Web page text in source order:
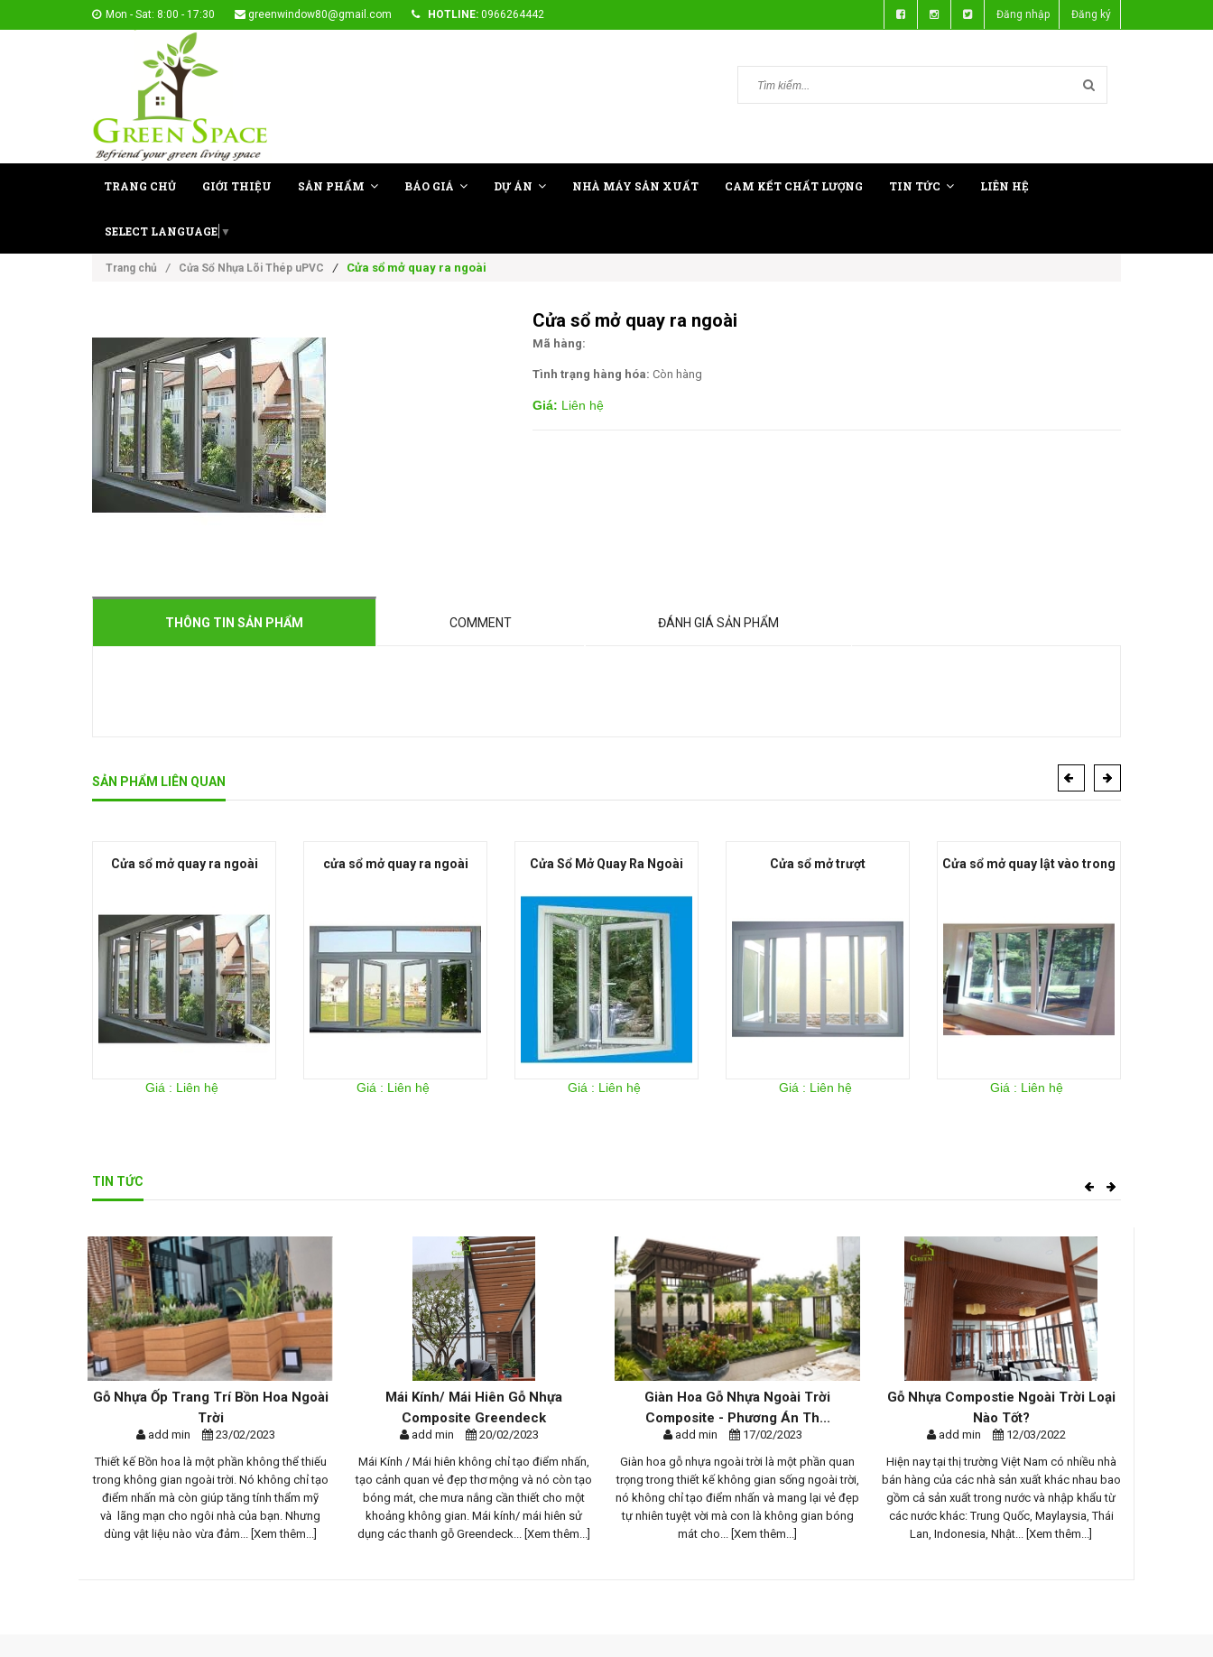
Mon - Sat: 8:00 - 17:30 greenwindow80@gmail.com HOTLINE: 0966264442 Đăng nhập Đăng ký
TRANG CHỦ GIỚI THIỆU SẢN PHẨM BÁO GIÁ DỰ ÁN NHÀ MÁY SẢN XUẤT CAM KẾT CHẤT LƯỢNG TIN TỨC LIÊN HỆ
SELECT LANGUAGE ▼
Trang chủ / Cửa Sổ Nhựa Lõi Thép uPVC / Cửa sổ mở quay ra ngoài
Cửa sổ mở quay ra ngoài
Mã hàng:
Tình trạng hàng hóa: Còn hàng
Giá: Liên hệ
THÔNG TIN SẢN PHẨM COMMENT ĐÁNH GIÁ SẢN PHẨM
SẢN PHẨM LIÊN QUAN
Cửa sổ mở quay ra ngoài
Giá : Liên hệ
cửa sổ mở quay ra ngoài
Giá : Liên hệ
Cửa Sổ Mở Quay Ra Ngoài
Giá : Liên hệ
Cửa sổ mở trượt
Giá : Liên hệ
Cửa sổ mở quay lật vào trong
Giá : Liên hệ
TIN TỨC
Gỗ Nhựa Ốp Trang Trí Bồn Hoa Ngoài
Trời
add min
23/02/2023
Thiết kế Bồn hoa là một phần không thể thiếu
trong không gian ngoài trời. Nó không chỉ tạo
điểm nhấn mà còn giúp tăng tính thẩm mỹ
và lãng mạn cho ngôi nhà của bạn. Nhưng
dùng vật liệu nào vừa đảm... [Xem thêm...]
Mái Kính/ Mái Hiên Gỗ Nhựa
Composite Greendeck
add min
20/02/2023
Mái Kính / Mái hiên không chỉ tạo điểm nhấn,
tạo cảnh quan vẻ đẹp thơ mộng và nó còn tạo
bóng mát, che mưa nắng cần thiết cho một
khoảng không gian. Mái kính/ mái hiên sử
dụng các thanh gỗ Greendeck... [Xem thêm...]
Giàn Hoa Gỗ Nhựa Ngoài Trời
Composite - Phương Án Th...
add min
17/02/2023
Giàn hoa gỗ nhựa ngoài trời là một phần quan
trọng trong thiết kế không gian sống ngoài trời,
nó không chỉ tạo điểm nhấn và mang lại vẻ đẹp
tự nhiên tuyệt vời mà con là không gian bóng
mát cho... [Xem thêm...]
Gỗ Nhựa Compostie Ngoài Trời Loại
Nào Tốt?
add min
12/03/2022
Hiện nay tại thị trường Việt Nam có nhiều nhà
bán hàng của các nhà sản xuất khác nhau bao
gồm cả sản xuất trong nước và nhập khẩu từ
các nước khác: Trung Quốc, Maylaysia, Thái
Lan, Indonesia, Nhật... [Xem thêm...]